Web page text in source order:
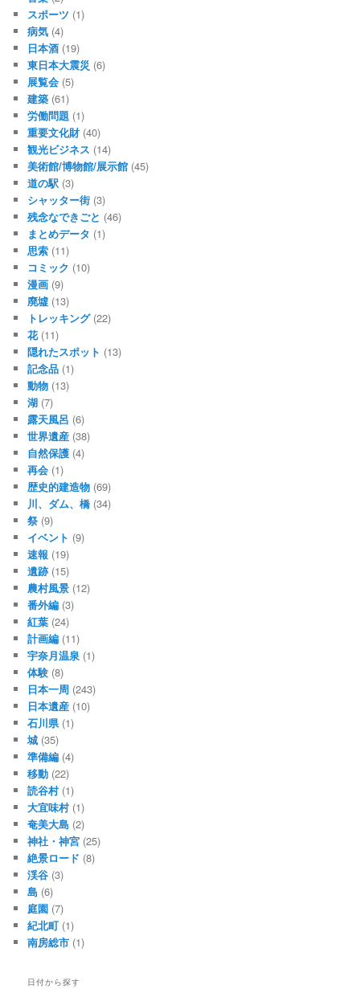
スポーツ (1)
病気 (4)
日本酒 (19)
東日本大震災 (6)
展覧会 (5)
建築 (61)
労働問題 (1)
重要文化財(40)
観光ビジネス (14)
美術館/博物館/展示館 (45)
道の駅 (3)
シャッター街 (3)
残念なできごと (46)
まとめデータ (1)
思索 (11)
コミック (10)
漫画 (9)
廃墟 (13)
トレッキング(22)
花(11)
隠れたスポット (13)
記念品 (1)
動物 (13)
湖 (7)
露天風呂 (6)
世界遺産 (38)
自然保護 (4)
再会 (1)
歴史的建造物 (69)
川、ダム、橋 (34)
祭 (9)
イベント (9)
速報 (19)
遺跡 (15)
農村風景 (12)
番外編 (3)
紅葉 (24)
計画編 (11)
宇奈月温泉 (1)
体験 (8)
日本一周 (243)
日本遺産 (10)
石川県 (1)
城 (35)
準備編 (4)
移動 (22)
読谷村(1)
大宜味村(1)
奄美大島 (2)
神社・神宮 (25)
絶景ロード (8)
渓谷 (3)
島 (6)
庭園 (7)
紀北町 (1)
南房総市 (1)
日付から探す